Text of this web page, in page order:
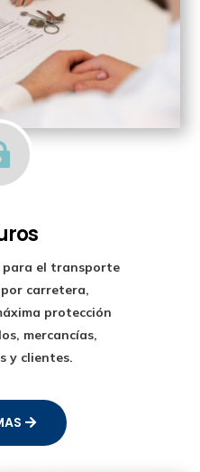
para el transporte
carretera,
protección
mercancías,
y clientes.